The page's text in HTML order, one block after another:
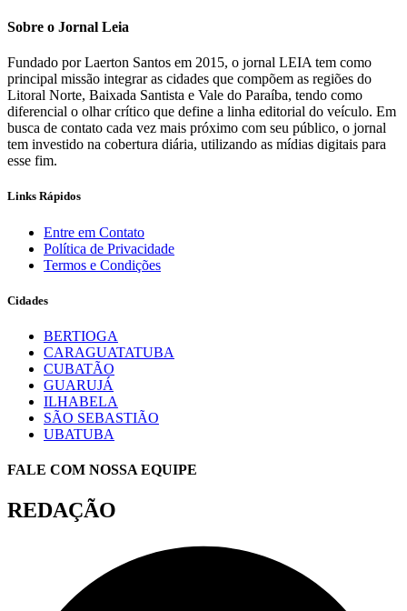
Sobre o Jornal Leia
Fundado por Laerton Santos em 2015, o jornal LEIA tem como
principal missão integrar as cidades que compõem as regiões do
Litoral Norte, Baixada Santista e Vale do Paraíba, tendo como
diferencial o olhar crítico que define a linha editorial do veículo. Em
busca de contato cada vez mais próximo com seu público, o jornal
tem investido na cobertura diária, utilizando as mídias digitais para
esse fim.
Links Rápidos
Entre em Contato
Política de Privacidade
Termos e Condições
Cidades
BERTIOGA
CARAGUATATUBA
CUBATÃO
GUARUJÁ
ILHABELA
SÃO SEBASTIÃO
UBATUBA
FALE COM NOSSA EQUIPE
REDAÇÃO